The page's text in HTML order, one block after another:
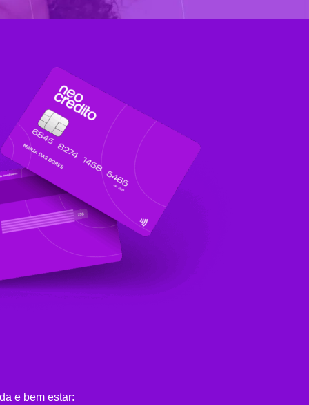
e bem estar: